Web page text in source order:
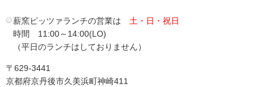
薪窯ピッツァランチの営業は 土・日・祝日
時間 11:00～14:00(LO)
（平日のランチはしておりません）
〒629-3441
京都府京丹後市久美浜町神崎411